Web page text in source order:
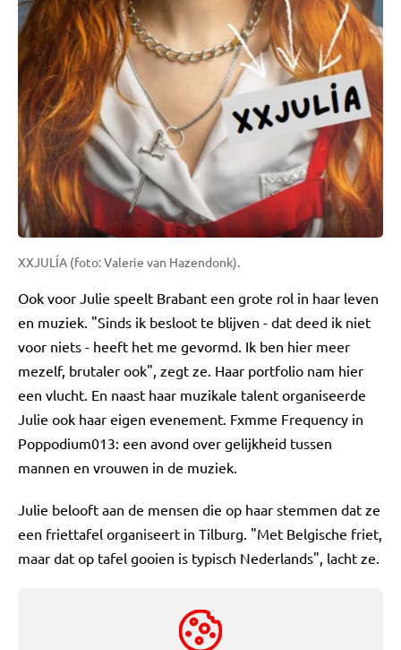
XXJULÍA (foto: Valerie van Hazendonk).
Ook voor Julie speelt Brabant een grote rol in haar leven
en muziek. "Sinds ik besloot te blijven - dat deed ik niet
voor niets - heeft het me gevormd. Ik ben hier meer
mezelf, brutaler ook", zegt ze. Haar portfolio nam hier
een vlucht. En naast haar muzikale talent organiseerde
Julie ook haar eigen evenement. Fxmme Frequency in
Poppodium013: een avond over gelijkheid tussen
mannen en vrouwen in de muziek.
Julie belooft aan de mensen die op haar stemmen dat ze
een friettafel organiseert in Tilburg. "Met Belgische friet,
maar dat op tafel gooien is typisch Nederlands", lacht ze.